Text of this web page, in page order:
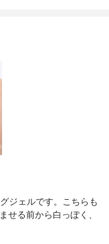
ジェルです。こちらも
せる前から白っぽく、